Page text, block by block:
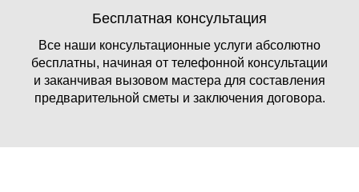
Бесплатная консультация
Все наши консультационные услуги абсолютно
бесплатны, начиная от телефонной консультации
и заканчивая вызовом мастера для составления
предварительной сметы и заключения договора.